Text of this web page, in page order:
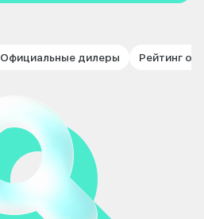
Официальные дилеры Рейтинг